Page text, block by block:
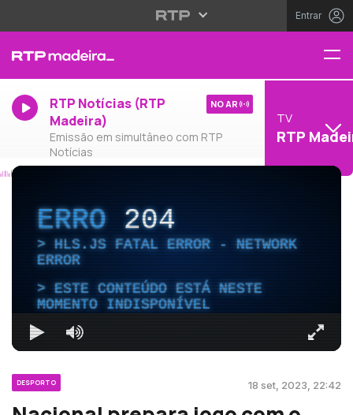
Entrar
RTP Notícias (RTP
Madeira)
Emissão em simultâneo com RTP
Notícias
NO AR
TV
RTP
ERRO204
HLS.JS FATAL ERROR - NETWORK
ERROR
ESTE CONTEÚDO ESTÁ NESTE
MOMENTO INDISPONÍVEL
DESPORTO 18 set, 2023, 22:42